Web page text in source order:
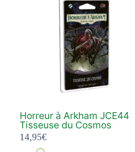
Horreur à Arkham JCE44
Tisseuse du Cosmos
14,95€